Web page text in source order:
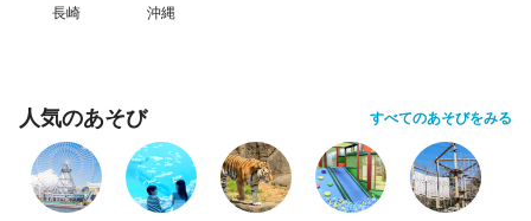
長崎 沖縄
人気のあそび すべてのあそびをみる